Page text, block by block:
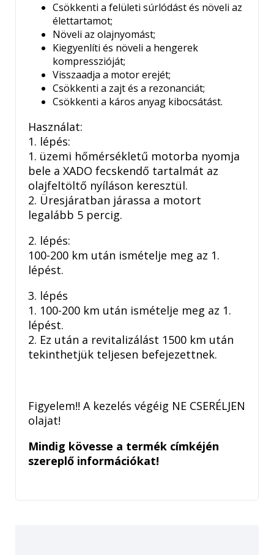
Csökkenti a felületi súrlódást és növeli az
élettartamot;
Növeli az olajnyomást;
Kiegyenlíti és növeli a hengerek
kompresszióját;
Visszaadja a motor erejét;
Csökkenti a zajt és a rezonanciát;
Csökkenti a káros anyag kibocsátást.
Használat:
1. lépés:
1. üzemi hőmérsékletű motorba nyomja
bele a XADO fecskendő tartalmát az
olajfeltöltő nyíláson keresztül.
2. Üresjáratban járassa a motort
legalább 5 percig.
2. lépés:
100-200 km után ismételje meg az 1.
lépést.
3. lépés
1. 100-200 km után ismételje meg az 1.
lépést.
2. Ez után a revitalizálást 1500 km után
tekinthetjük teljesen befejezettnek.
Figyelem!! A kezelés végéig NE CSERÉLJEN
olajat!
Mindig kövesse a termék címkéjén
szereplő információkat!